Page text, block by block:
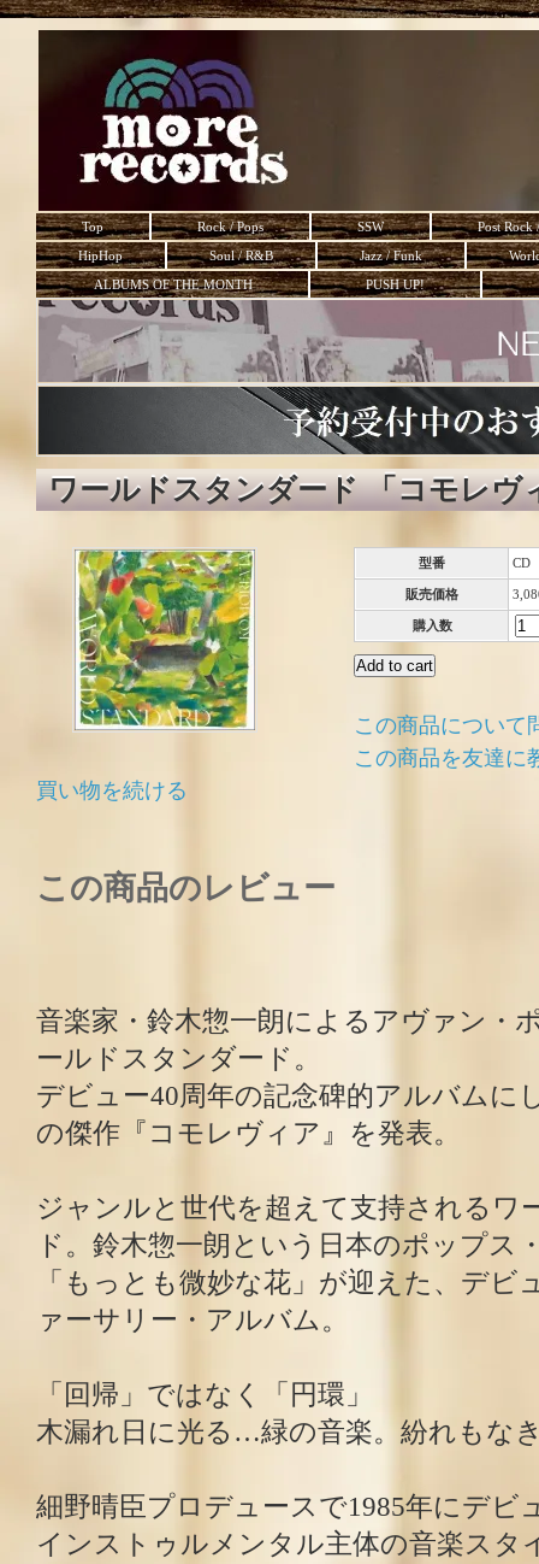
Top Rock / Pops SSW
Post Rock
HipHop
Soul / R&B Jazz / Funk
ALBUMS OF THE MONTH
PUSH UP!
ワールドスタンダード 「コモレヴ
型番 CD
販売価格
購入数
この商品について
この商品を友達に
買い物を続ける
この商品のレビュー
音楽家・鈴木惣一朗によるアヴァン・
ールドスタンダード。
デビュー40周年の記念碑的アルバムに
の傑作『コモレヴィア』を発表。
ジャンルと世代を超えて支持されるワ
ド。鈴木惣一朗という日本のポップス
「もっとも微妙な花」が迎えた、デビ
ァーサリー・アルバム。
「回帰」ではなく「円環」
木漏れ日に光る…緑の音楽。紛れもな
細野晴臣プロデュースで1985年にデビ
インストゥルメンタル主体の音楽スタ